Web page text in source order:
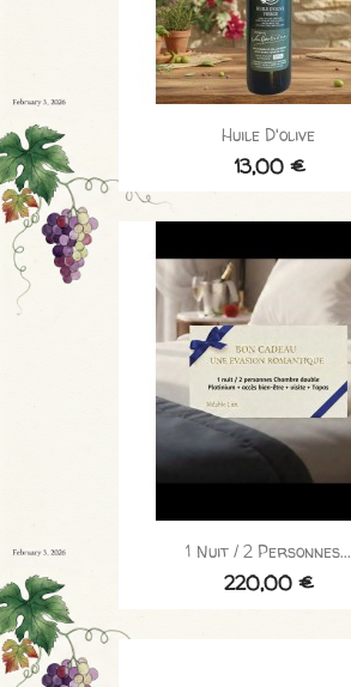
Huile D'olive
13,00 €
1 Nuit / 2 Personnes...
220,00 €